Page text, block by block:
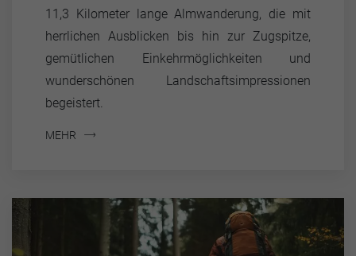
11,3 Kilometer lange Almwanderung, die mit
herrlichen Ausblicken bis hin zur Zugspitze,
gemütlichen Einkehrmöglichkeiten und
wunderschönen Landschaftsimpressionen
begeistert.
MEHR